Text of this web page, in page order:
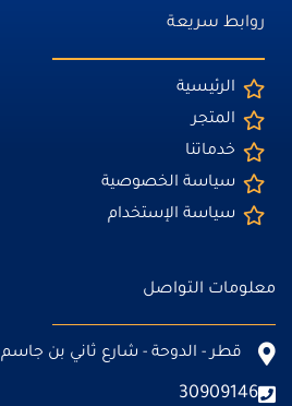
روابط سريعة
الرئيسية
المتجر
خدماتنا
سياسة الخصوصية
سياسة الإستخدام
معلومات التواصل
قطر - الدوحة - شارع ثاني بن جاسم
30909146